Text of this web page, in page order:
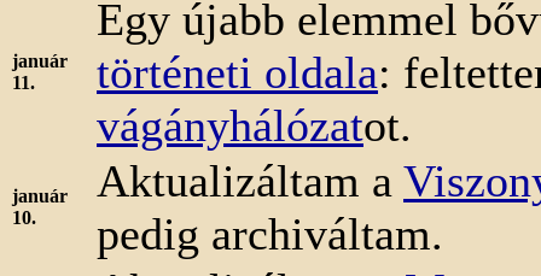
január
11.
Egy újabb elemmel
történeti oldala:
vágányhálózatot.
január
10.
Aktualizáltam a
pedig archiváltam.